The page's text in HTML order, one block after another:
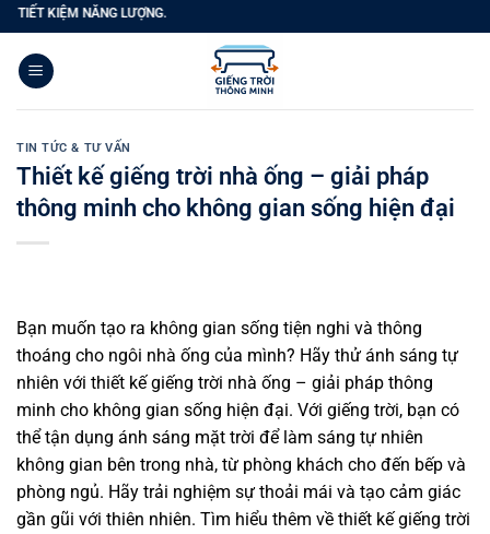
Bỏ
qua
nội
dung
LƯỢNG.
TIN TỨC & TƯ VẤN
Thiết kế giếng trời nhà ống – giải pháp
thông minh cho không gian sống hiện đại
Bạn muốn tạo ra không gian sống tiện nghi và thông
thoáng cho ngôi nhà ống của mình? Hãy thử ánh sáng tự
nhiên với thiết kế giếng trời nhà ống – giải pháp thông
minh cho không gian sống hiện đại. Với giếng trời, bạn có
thể tận dụng ánh sáng mặt trời để làm sáng tự nhiên
không gian bên trong nhà, từ phòng khách cho đến bếp và
phòng ngủ. Hãy trải nghiệm sự thoải mái và tạo cảm giác
gần gũi với thiên nhiên. Tìm hiểu thêm về thiết kế giếng trời